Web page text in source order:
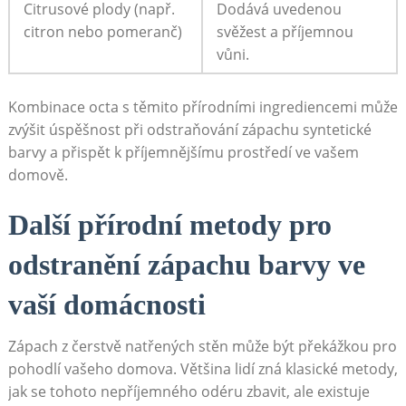
Citrusové plody⁢ (např.
citron‌ nebo pomeranč)
Dodává uvedenou
svěžest a⁤ příjemnou
⁢vůni.
Kombinace octa s ​těmito přírodními⁤ ingrediencemi může
​zvýšit úspěšnost ​při odstraňování ⁣zápachu syntetické
barvy a přispět k příjemnějšímu prostředí ve vašem
domově.
Další‌ přírodní metody ⁣pro ​
odstranění zápachu⁣ barvy​ ve
vaší domácnosti
Zápach z‌ čerstvě natřených stěn⁢ může být překážkou pro
pohodlí ⁢vašeho domova.⁣ Většina lidí ​zná klasické metody,
jak⁢ se tohoto nepříjemného ⁤odéru ‌zbavit, ale existuje